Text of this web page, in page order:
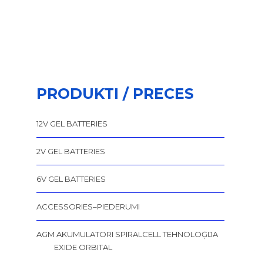
PRODUKTI / PRECES
12V GEL BATTERIES
2V GEL BATTERIES
6V GEL BATTERIES
ACCESSORIES–PIEDERUMI
AGM AKUMULATORI SPIRALCELL TEHNOLOĢIJA
EXIDE ORBITAL